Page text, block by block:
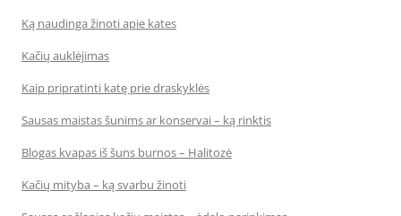
Ką naudinga žinoti apie kates
Kačių auklėjimas
Kaip pripratinti katę prie draskyklės
Sausas maistas šunims ar konservai – ką rinktis
Blogas kvapas iš šuns burnos – Halitozė
Kačių mityba – ką svarbu žinoti